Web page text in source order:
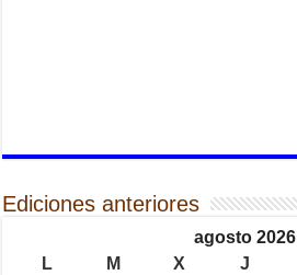
Ediciones anteriores
agosto 2026
L
M X J